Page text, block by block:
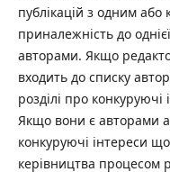
публікацій з одним
приналежність до
авторами. Якщо
входить до списку
розділі про
Якщо вони є авторами
конкуруючі інтереси
керівництва процесом